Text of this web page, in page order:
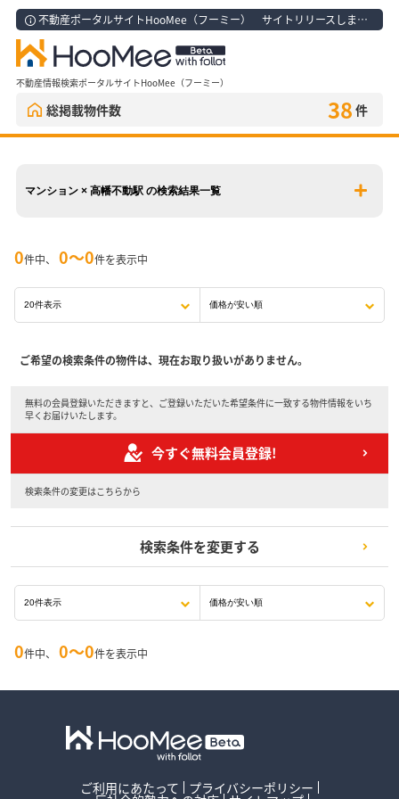
不動産ポータルサイトHooMee（フーミー） サイトリリースしました！
不動産情報検索ポータルサイトHooMee（フーミー）
総掲載物件数 38 件
マンション × 高幡不動駅 の検索結果一覧
0件中、 0〜0件を表示中
ご希望の検索条件の物件は、現在お取り扱いがありません。
無料の会員登録いただきますと、ご登録いただいた希望条件に一致する物件情報をいち
早くお届けいたします。
今すぐ無料会員登録!
検索条件の変更はこちらから
検索条件を変更する
0件中、 0〜0件を表示中
ご利用にあたって プライバシーポリシー